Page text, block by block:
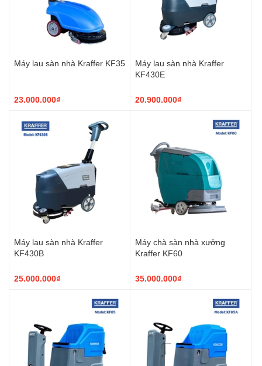
Máy lau sàn nhà Kraffer KF35
23.000.000₫
Máy lau sàn nhà Kraffer
KF430E
20.900.000₫
Máy lau sàn nhà Kraffer
KF430B
25.000.000₫
Máy chà sàn nhà xưởng
Kraffer KF60
35.000.000₫